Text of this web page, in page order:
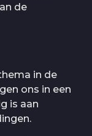
de
in de
ons in een
is aan